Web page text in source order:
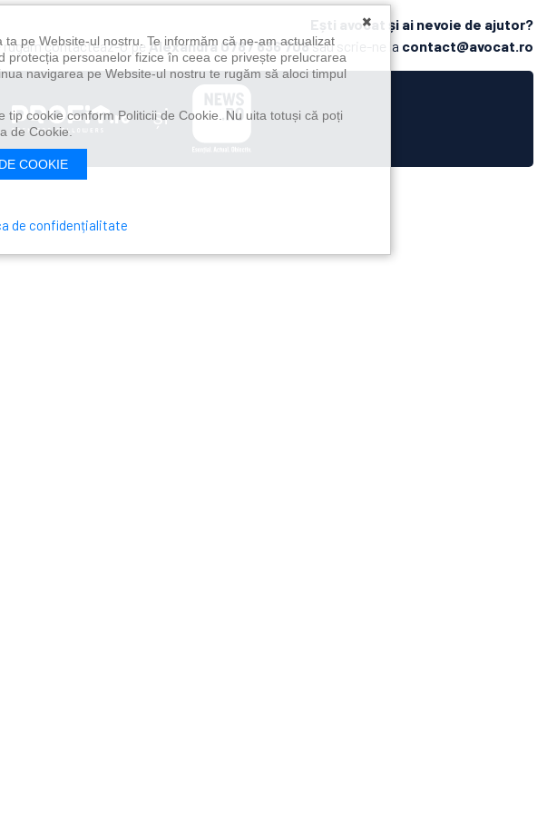
Ești avocat și ai nevoie de ajutor?
rugăm contacteaz-o pe Alexandra 0787 636 708sau scrie-ne la contact@avocat.ro
și
×
pe Website-ul nostru. Te informăm că ne-am actualizat
persoanelor fizice în ceea ce privește prelucrarea
navigarea pe Website-ul nostru te rugăm să aloci timpul
cookie conform Politicii de Cookie. Nu uita totuși că poți
de Cookie.
COOKIE
de confidențialitate